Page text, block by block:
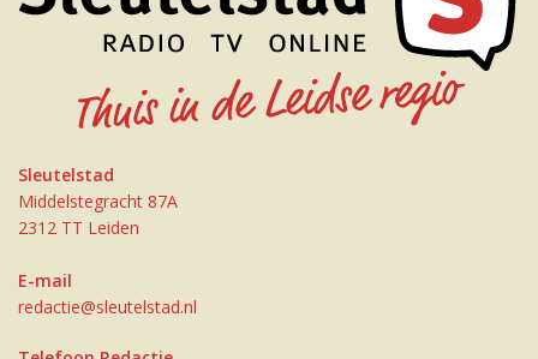
Sleutelstad
Middelstegracht 87A
2312 TT Leiden
E-mail
redactie@sleutelstad.nl